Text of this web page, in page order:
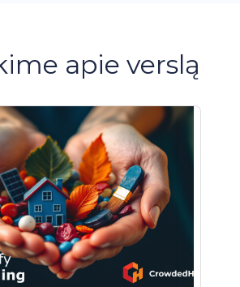
apie verslą